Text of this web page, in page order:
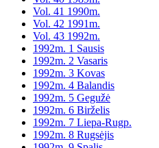
Vol. 41 1990m.
Vol. 42 1991m.
Vol. 43 1992m.
1992m. 1 Sausis
1992m. 2 Vasaris
1992m. 3 Kovas
1992m. 4 Balandis
1992m. 5 Gegužė
1992m. 6 Birželis
1992m. 7 Liepa-Rugp.
1992m. 8 Rugsėjis